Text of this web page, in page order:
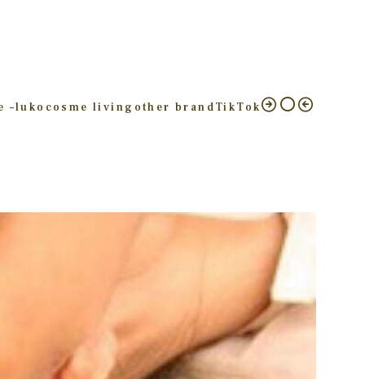
–luko cosme living other brandTikTok